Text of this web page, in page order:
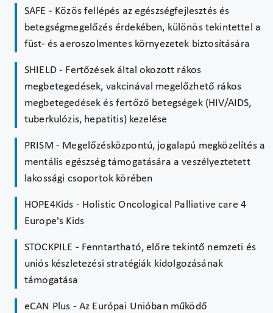
SAFE - Közös fellépés az egészségfejlesztés és
betegségmegelőzés érdekében, különös tekintettel a
füst- és aeroszolmentes környezetek biztosítására
SHIELD - Fertőzések által okozott rákos
megbetegedések, vakcinával megelőzhető rákos
megbetegedések és fertőző betegségek (HIV/AIDS,
tuberkulózis, hepatitis) kezelése
PRISM - Megelőzésközpontú, jogalapú megközelítés a
mentális egészség támogatására a veszélyeztetett
lakossági csoportok körében
HOPE4Kids - Holistic Oncological Palliative care 4
Europe's Kids
STOCKPILE - Fenntartható, előre tekintő nemzeti és
uniós készletezési stratégiák kidolgozásának
támogatása
eCAN Plus - Az Európai Unióban működő